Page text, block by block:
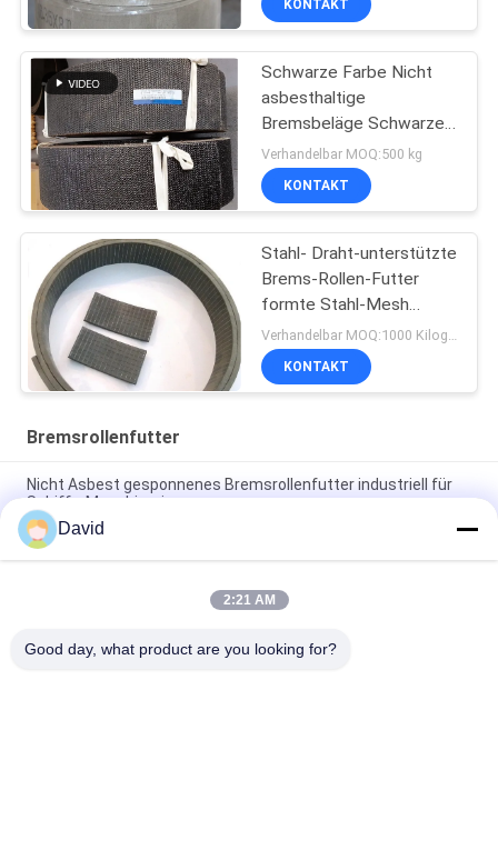
KONTAKT
Schwarze Farbe Nicht
asbesthaltige
Bremsbeläge Schwarze
Gewebte Bremsbeläge
Dunkle Bremse
Verhandelbar MOQ:500 kg
KONTAKT
Stahl- Draht-unterstützte
Brems-Rollen-Futter
formte Stahl-Mesh
Reinforced Rubber
Material
KONTAKT
Bremsrollenfutter
Nicht Asbest gesponnenes Bremsrollenfutter industriell für
Schiffs-Maschinerie
Teile für Autozüge Bremsrollen Auskleidung mit Kupferbraun
für Bremstrommel Bremsschuh
Glasviskose-Bremsband-mit neues Futter versehende
David
2:21 AM
Good day, what product are you looking for?